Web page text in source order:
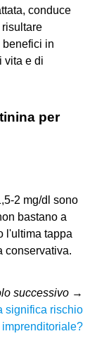
conduce
benefici in
vita e di
per
2 mg/dl sono
bastano a
l'ultima tappa
conservativa.
successivo →
significa rischio
imprenditoriale?